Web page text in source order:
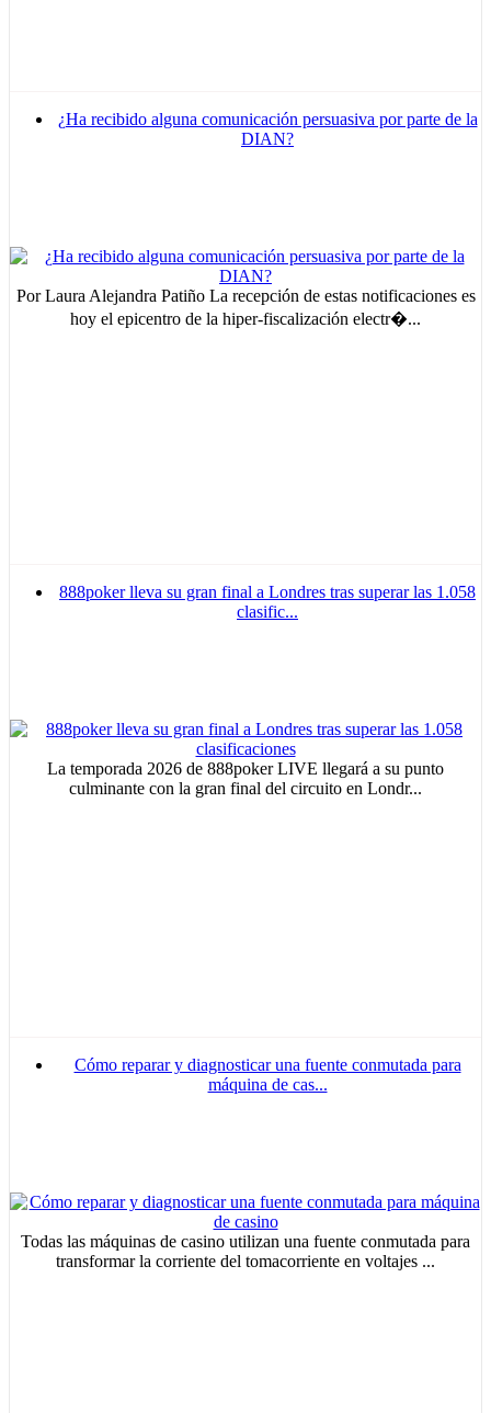
¿Ha recibido alguna comunicación persuasiva por parte de la
DIAN?
Por Laura Alejandra Patiño La recepción de estas notificaciones es
hoy el epicentro de la hiper-fiscalización electr�...
888poker lleva su gran final a Londres tras superar las 1.058
clasific...
La temporada 2026 de 888poker LIVE llegará a su punto
culminante con la gran final del circuito en Londr...
Cómo reparar y diagnosticar una fuente conmutada para
máquina de cas...
Todas las máquinas de casino utilizan una fuente conmutada para
transformar la corriente del tomacorriente en voltajes ...
Advertisement
medium